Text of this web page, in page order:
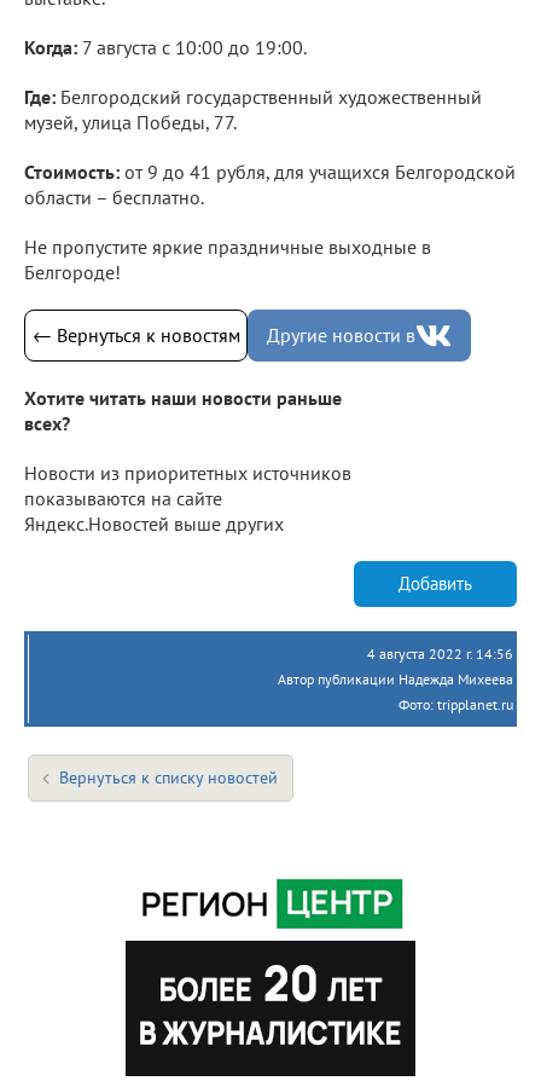
Когда: 7 августа с 10:00 до 19:00.
Где: Белгородский государственный художественный
музей, улица Победы, 77.
Стоимость: от 9 до 41 рубля, для учащихся Белгородской
области – бесплатно.
Не пропустите яркие праздничные выходные в
Белгороде!
← Вернуться к новостям Другие новости в
Хотите читать наши новости раньше
всех?
Новости из приоритетных источников
показываются на сайте
Яндекс.Новостей выше других
Добавить
4 августа 2022 г. 14:56
Автор публикации Надежда Михеева
Фото: tripplanet.ru
Вернуться к списку новостей